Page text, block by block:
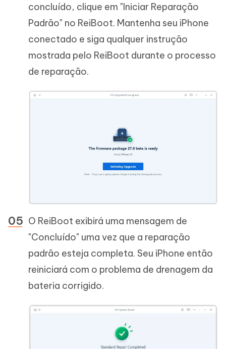
concluído, clique em "Iniciar Reparação
Padrão" no ReiBoot. Mantenha seu iPhone
conectado e siga qualquer instrução
mostrada pelo ReiBoot durante o processo
de reparação.
O ReiBoot exibirá uma mensagem de
"Concluído" uma vez que a reparação
padrão esteja completa. Seu iPhone então
reiniciará com o problema de drenagem da
bateria corrigido.